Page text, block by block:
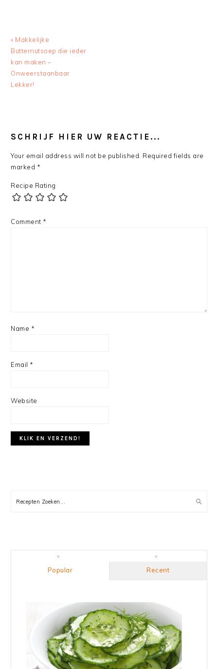
Previous
Post:
« Makkelijke
Butternutsoep die ieder
kan maken –
Onweerstaanbaar
Lekker!
INTERACTIONS
SCHRIJF HIER UW REACTIE...
Your email address will not be published. Required fields are
marked *
Recipe Rating
Comment *
Name *
Email *
Website
SIDEBAR
Recepten
Popular Recent